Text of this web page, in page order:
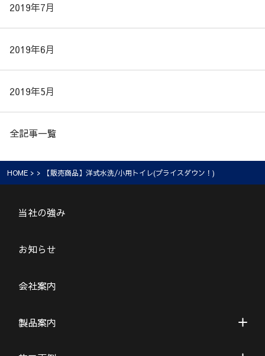
2019年7月
2019年6月
2019年5月
全記事一覧
HOME > > 【販売商品】洋式水洗/小用トイレ(プライスダウン！)
当社の強み
お知らせ
会社案内
製品案内